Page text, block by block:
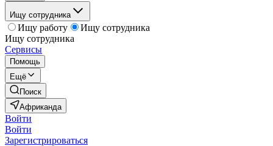
Ищу сотрудника
Ищу работу
Ищу сотрудника
Ищу сотрудника
Сервисы
Помощь
Ещё
Поиск
Африканда
Войти
Войти
Зарегистрироваться